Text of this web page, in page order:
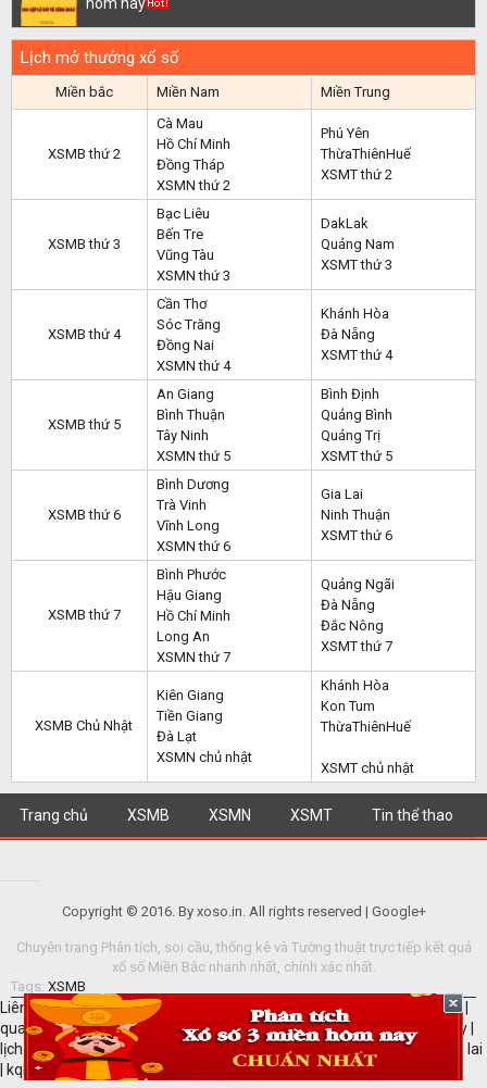
Lịch mở thưởng xổ số
Miền bắc Miền Nam Miền Trung
XSMB thứ 2
Cà Mau
Hồ Chí Minh
Đồng Tháp
XSMN thứ 2
Phú Yên
ThừaThiênHuế
XSMT thứ 2
XSMB thứ 3
Bạc Liêu
Bến Tre
Vũng Tàu
XSMN thứ 3
DakLak
Quảng Nam
XSMT thứ 3
XSMB thứ 4
Cần Thơ
Sóc Trăng
Đồng Nai
XSMN thứ 4
Khánh Hòa
Đà Nẵng
XSMT thứ 4
XSMB thứ 5
An Giang
Bình Thuận
Tây Ninh
XSMN thứ 5
Bình Định
Quảng Bình
Quảng Trị
XSMT thứ 5
XSMB thứ 6
Bình Dương
Trà Vinh
Vĩnh Long
XSMN thứ 6
Gia Lai
Ninh Thuận
XSMT thứ 6
XSMB thứ 7
Bình Phước
Hậu Giang
Hồ Chí Minh
Long An
XSMN thứ 7
Quảng Ngãi
Đà Nẵng
Đắc Nông
XSMT thứ 7
XSMB Chủ Nhật
Kiên Giang
Tiền Giang
Đà Lạt
XSMN chủ nhật
Khánh Hòa
Kon Tum
ThừaThiênHuế
XSMT chủ nhật
Trang chủ XSMB XSMN XSMT Tin thể thao
Copyright © 2016. By xoso.in. All rights reserved | Google+
Chuyên trang Phân tích, soi cầu, thống kê và Tường thuật trực tiếp kết quả
xổ số Miền Bắc nhanh nhất, chính xác nhất.
Tags: XSMB
Liên kết hữu ích: XemSXMB hôm nay |Xổ số miền bắc quay thu mn
quay thu mn|dự đoán xổ số miền nam|lịch thi đấu bóng đá hôm nay
lịch thi đấu ngoại hạng anh|Dự đoán xổ số Ninh Thuận|quay thử gia lai
kqbd Na Uy | dự đoán xsmb thống kê 100 ngày